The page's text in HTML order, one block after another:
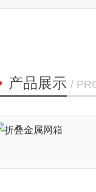
产品展示 /